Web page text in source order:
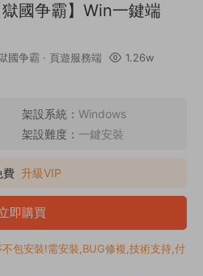
國争霸】Win一鍵端
國争霸 · 頁遊服務端
1.26w
架設系統： Windows
架設難度： 一鍵安裝
費 升級VIP
即購買
包安裝!需安裝,BUG修複,技術支持,付